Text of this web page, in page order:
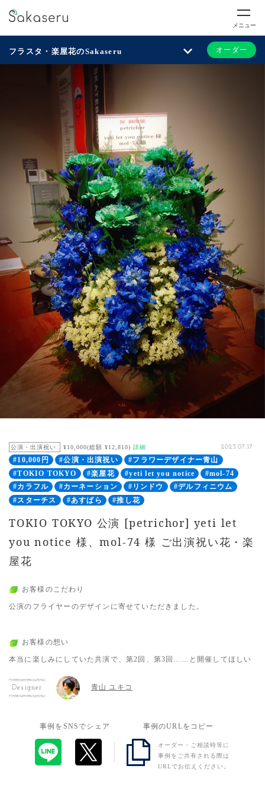
メニュー
フラスタ・楽屋花のSakaseru オーダー
公演・出演祝い ¥10,000(総額 ¥12,810) 詳細 2023.07.17
#10,000円 #公演・出演祝い
#フラワーデザイナー青山
#TOKIO TOKYO
#楽屋花 #yeti let you notice
#mol-74
#カラフル
#カーネーション #リンドウ
#デルフィニウム
#スターチス
#あすぱら #推し花
TOKIO TOKYO 公演 [petrichor] yeti let
you notice 様、mol-74 様 ご出演祝い花・楽
屋花
お客様のこだわり
公演のフライヤーのデザインに寄せていただきました。
お客様の想い
本当に楽しみにしていた共演で、第2回、第3回……と開催してほしい
Designer 青山 ユキコ
事例をSNSでシェア 事例のURLをコピー
オーダー・ご相談時等に
事例をご共有される際は
URLでお伝えください。